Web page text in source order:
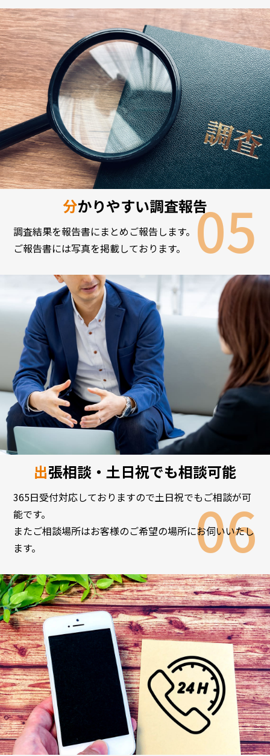
分かりやすい調査報告
調査結果を報告書にまとめご報告します。
ご報告書には写真を掲載しております。
出張相談・土日祝でも相談可能
365日受付対応しておりますので土日祝でもご相談が可
能です。
またご相談場所はお客様のご希望の場所にお伺いいたし
ます。